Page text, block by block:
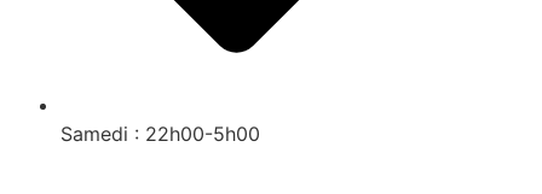
Samedi : 22h00-5h00